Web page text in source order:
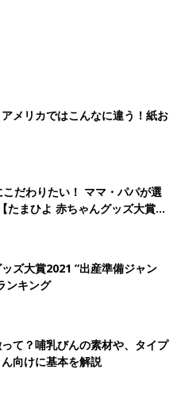
メリカではこんなに違う！紙お
こだわりたい！ ママ・パパが選
たまひよ 赤ちゃんグッズ大賞
ズ大賞2021 ”出産準備ジャン
ンキング
て？哺乳びんの素材や、タイプ
向けに基本を解説